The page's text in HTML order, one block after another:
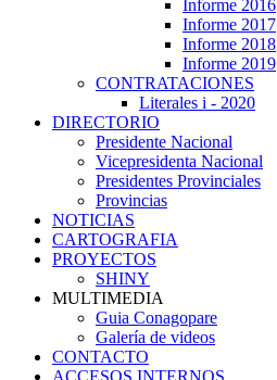
Informe 2016
Informe 2017
Informe 2018
Informe 2019
CONTRATACIONES
Literales i - 2020
DIRECTORIO
Presidente Nacional
Vicepresidenta Nacional
Presidentes Provinciales
Provincias
NOTICIAS
CARTOGRAFIA
PROYECTOS
SHINY
MULTIMEDIA
Guia Conagopare
Galería de videos
CONTACTO
ACCESOS INTERNOS